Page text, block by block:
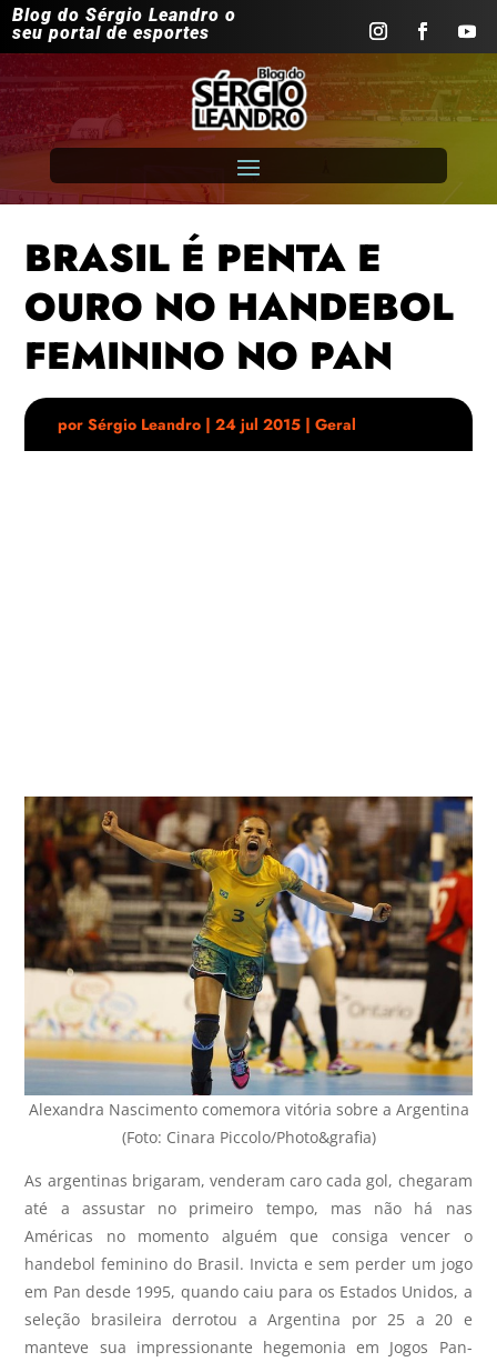
Blog do Sérgio Leandro o
seu portal de esportes
BRASIL É PENTA E
OURO NO HANDEBOL
FEMININO NO PAN
porSérgio Leandro |24 jul 2015 |Geral
Alexandra Nascimento comemora vitória sobre a Argentina
(Foto: Cinara Piccolo/Photo&grafia)
As argentinas brigaram, venderam caro cada gol, chegaram
até a assustar no primeiro tempo, mas não há nas
Américas no momento alguém que consiga vencer o
handebol feminino do Brasil. Invicta e sem perder um jogo
em Pan desde 1995, quando caiu para os Estados Unidos, a
seleção brasileira derrotou a Argentina por 25 a 20 e
manteve sua impressionante hegemonia em Jogos Pan-